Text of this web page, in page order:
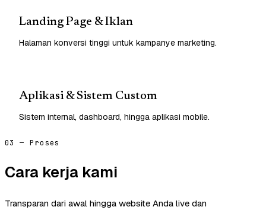
Landing Page & Iklan
Halaman konversi tinggi untuk kampanye marketing.
Aplikasi & Sistem Custom
Sistem internal, dashboard, hingga aplikasi mobile.
03 — Proses
Cara kerja kami
Transparan dari awal hingga website Anda live dan